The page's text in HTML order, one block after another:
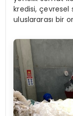
kredisi,
uluslararası bir